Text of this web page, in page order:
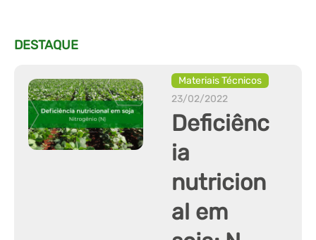
DESTAQUE
Materiais Técnicos
23/02/2022
Deficiênc
ia
nutricion
al em